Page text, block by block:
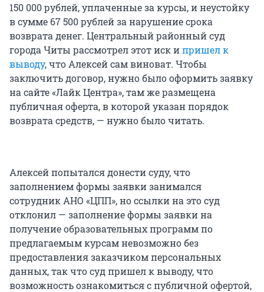
150 000 рублей, уплаченные за курсы, и неустойку
в сумме 67 500 рублей за нарушение срока
возврата денег. Центральный районный суд
города Читы рассмотрел этот иск ипришел к
выводу, что Алексей сам виноват. Чтобы
заключить договор, нужно было оформить заявку
на сайте «Лайк Центра», там же размещена
публичная оферта, в которой указан порядок
возврата средств, — нужно было читать.
Алексей попытался донести суду, что
заполнением формы заявки занимался
сотрудник АНО «ЦПП», но ссылки на это суд
отклонил — заполнение формы заявки на
получение образовательных программ по
предлагаемым курсам невозможно без
предоставления заказчиком персональных
данных, так что суд пришел к выводу, что
возможность ознакомиться с публичной офертой,